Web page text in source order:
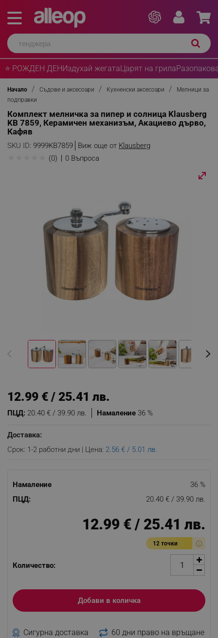
⭐ РОЖДЕН ДЕНИздухай жегатаЦарят на грила
Начало Съдове и аксесоари Кухненски аксесоари
Мелници за
подправки
Комплект мелничка за пипер и солница Klausberg
KB 7859, Керамичен механизъм, Акациево дърво,
Кафяв
SKU ID: 9999KB7859 Виж още от Klausberg
(0) 0 Въпроса
Намаление 36 %
ПЦД: 20.40 € / 39.90 лв.
12.99 € / 25.41 лв.
Доставка:
Срок: 1-2 работни дни | Цена: 2.56 € / 5.01 лв.
Намаление
36 %
ПЦД:
20.40 € / 39.90 лв.
12.99 € / 25.41 лв.
12 точки
Количество:
Добави в количка
Сигурна доставка
60 дни право на връщане